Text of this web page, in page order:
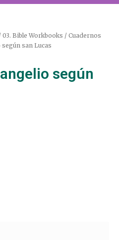
03. Bible Workbooks / Cuadernos
san Lucas
según